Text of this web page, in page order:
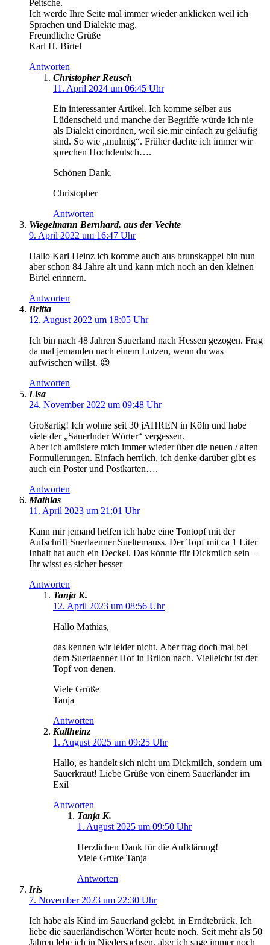
Peitsche.
Ich werde Ihre Seite mal immer wieder anklicken weil ich
Sprachen und Dialekte mag.
Freundliche Grüße
Karl H. Birtel
Antworten
Christopher Reusch
11. April 2024 um 06:45 Uhr
Ein interessanter Artikel. Ich komme selber aus
Lüdenscheid und manche der Begriffe würde ich nie
als Dialekt einordnen, weil sie.mir einfach zu geläufig
sind. So wie „mulmig“. Früher dachte ich immer wir
sprechen Hochdeutsch….
Schönen Dank,
Christopher
Antworten
Wiegelmann Bernhard, aus der Vechte
9. April 2022 um 16:47 Uhr
Hallo Karl Heinz ich komme auch aus brunskappel bin nun
aber schon 84 Jahre alt und kann mich noch an den kleinen
Birtel erinnern.
Antworten
Britta
12. August 2022 um 18:05 Uhr
Ich bin nach 48 Jahren Sauerland nach Hessen gezogen. Frag
da mal jemanden nach einem Lotzen, wenn du was
aufwischen willst. 😉
Antworten
Lisa
24. November 2022 um 09:48 Uhr
Großartig! Ich wohne seit 30 jAHREN in Köln und habe
viele der „Sauerlnder Wörter“ vergessen.
Aber ich amüsiere mich immer wieder über die neuen / alten
Formulierungen. Einfach herrlich, ich denke darüber gibt es
auch ein Poster und Postkarten….
Antworten
Mathias
11. April 2023 um 21:01 Uhr
Kann mir jemand helfen ich habe eine Tontopf mit der
Aufschrift Suerlaenner Sueltemauss. Der Topf mit ca 1 Liter
Inhalt hat auch ein Deckel. Das könnte für Dickmilch sein –
Ihr wisst es sicher besser
Antworten
Tanja K.
12. April 2023 um 08:56 Uhr
Hallo Mathias,
das kennen wir leider nicht. Aber frag doch mal bei
dem Suerlaenner Hof in Brilon nach. Vielleicht ist der
Topf von denen.
Viele Grüße
Tanja
Antworten
Kallheinz
1. August 2025 um 09:25 Uhr
Hallo, es handelt sich nicht um Dickmilch, sondern um
Sauerkraut! Liebe Grüße von einem Sauerländer im
Exil
Antworten
Tanja K.
1. August 2025 um 09:50 Uhr
Herzlichen Dank für die Aufklärung!
Viele Grüße Tanja
Antworten
Iris
7. November 2023 um 22:30 Uhr
Ich habe als Kind im Sauerland gelebt, in Erndtebrück. Ich
liebe die sauerländischen Wörter heute noch. Seit mehr als 50
Jahren lebe ich in Niedersachsen, aber ich sage immer noch